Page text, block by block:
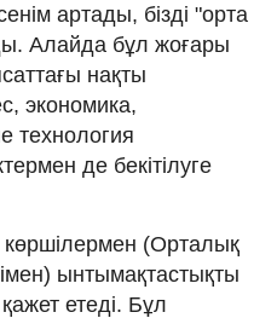
артады, бізді "орта
Алайда бұл жоғары
нақты
экономика,
технология
де бекітілуге
көршілермен (Орталық
ынтымақтастықты
етеді. Бұл